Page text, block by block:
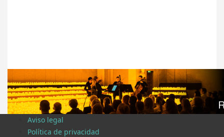
Aviso legal
Política de privacidad